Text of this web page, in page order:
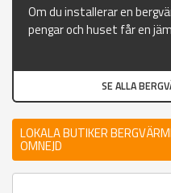
Om du installerar en
pengar och huset får en
SE ALLA
LOKALA BUTIKER
OMNEJD